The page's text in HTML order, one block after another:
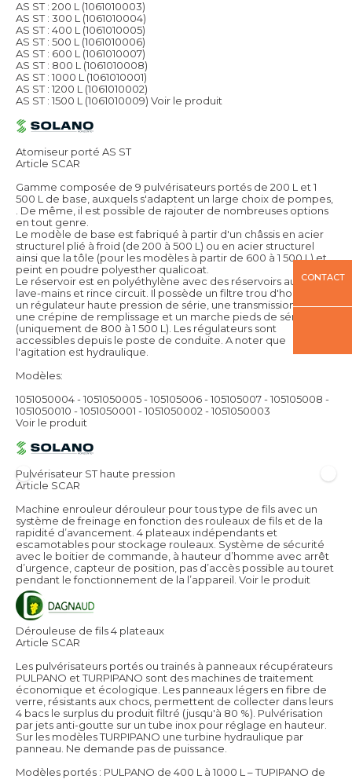
AS ST : 200 L (1061010003)
AS ST : 300 L (1061010004)
AS ST : 400 L (1061010005)
AS ST : 500 L (1061010006)
AS ST : 600 L (1061010007)
AS ST : 800 L (1061010008)
AS ST : 1000 L (1061010001)
AS ST : 1200 L (1061010002)
AS ST : 1500 L (1061010009) Voir le produit
Atomiseur porté AS ST
Article SCAR
Gamme composée de 9 pulvérisateurs portés de 200 L et 1
500 L de base, auxquels s'adaptent un large choix de pompes,
. De même, il est possible de rajouter de nombreuses options
en tout genre.
Le modèle de base est fabriqué à partir d'un châssis en acier
structurel plié à froid (de 200 à 500 L) ou en acier structurel
ainsi que la tôle (pour les modèles à partir de 600 à 1 500 L) et
peint en poudre polyesther qualicoat.
Le réservoir est en polyéthylène avec des réservoirs auxiliaires
lave-mains et rince circuit. Il possède un filtre trou d'homme,
un régulateur haute pression de série, une transmission cardan,
une crépine de remplissage et un marche pieds de série
(uniquement de 800 à 1 500 L). Les régulateurs sont
accessibles depuis le poste de conduite. A noter que
l'agitation est hydraulique.
Modèles:
1051050004 - 1051050005 - 105105006 - 105105007 - 105105008 -
1051050010 - 1051050001 - 1051050002 - 1051050003
Voir le produit
Pulvérisateur ST haute pression
Article SCAR
Machine enrouleur dérouleur pour tous type de fils avec un
système de freinage en fonction des rouleaux de fils et de la
rapidité d’avancement. 4 plateaux indépendants et
escamotables pour stockage rouleaux. Système de sécurité
avec le boitier de commande, à hauteur d’homme avec arrêt
d’urgence, capteur de position, pas d’accès possible au touret
pendant le fonctionnement de la l’appareil. Voir le produit
Dérouleuse de fils 4 plateaux
Article SCAR
Les pulvérisateurs portés ou trainés à panneaux récupérateurs
PULPANO et TURPIPANO sont des machines de traitement
économique et écologique. Les panneaux légers en fibre de
verre, résistants aux chocs, permettent de collecter dans leurs
4 bacs le surplus du produit filtré (jusqu'à 80 %). Pulvérisation
par jets anti-goutte sur un tube inox pour réglage en hauteur.
Sur les modèles TURPIPANO une turbine hydraulique par
panneau. Ne demande pas de puissance.
Modèles portés : PULPANO de 400 L à 1000 L – TUPIPANO de
CONTACT